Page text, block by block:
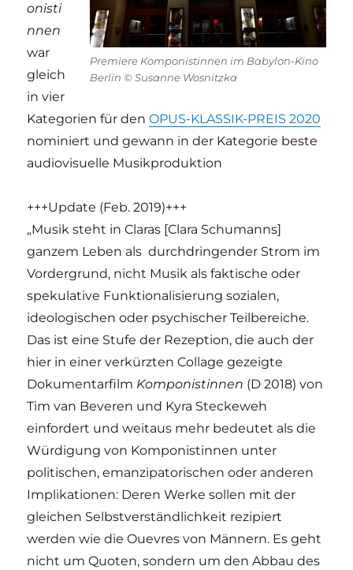
Premiere Komponistinnen im Babylon-Kino
Berlin © Susanne Wosnitzka
onisti
nnen
war
gleich
in vier
Kategorien für denOPUS-KLASSIK-PREIS 2020
nominiert und gewann in der Kategorie beste
audiovisuelle Musikproduktion
+++Update (Feb. 2019)+++
„Musik steht in Claras [Clara Schumanns]
ganzem Leben als durchdringender Strom im
Vordergrund, nicht Musik als faktische oder
spekulative Funktionalisierung sozialen,
ideologischen oder psychischer Teilbereiche.
Das ist eine Stufe der Rezeption, die auch der
hier in einer verkürzten Collage gezeigte
Dokumentarfilm Komponistinnen (D 2018) von
Tim van Beveren und Kyra Steckeweh
einfordert und weitaus mehr bedeutet als die
Würdigung von Komponistinnen unter
politischen, emanzipatorischen oder anderen
Implikationen: Deren Werke sollen mit der
gleichen Selbstverständlichkeit rezipiert
werden wie die Ouevres von Männern. Es geht
nicht um Quoten, sondern um den Abbau des